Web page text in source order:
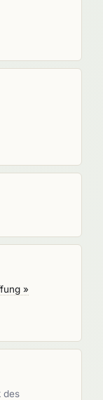
»
des